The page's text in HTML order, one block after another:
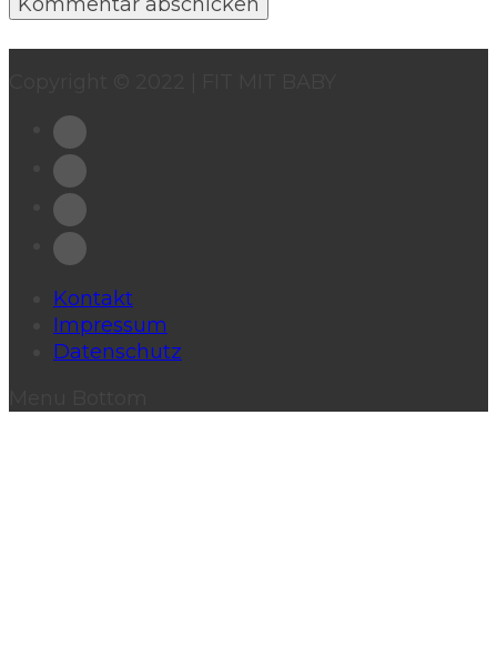
Kontakt
Impressum
Datenschutz